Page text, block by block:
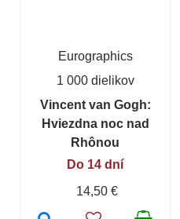
Eurographics
1 000 dielikov
Vincent van Gogh:
Hviezdna noc nad
Rhônou
Do 14 dní
14,50 €